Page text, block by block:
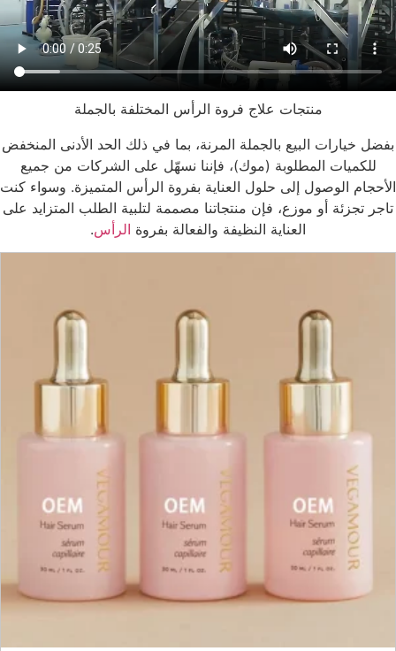
منتجات علاج فروة الرأس المختلفة بالجملة
بفضل خيارات البيع بالجملة المرنة، بما في ذلك الحد الأدنى المنخفض
للكميات المطلوبة (موك)، فإننا نسهّل على الشركات من جميع
الأحجام الوصول إلى حلول العناية بفروة الرأس المتميزة. وسواء كنت
تاجر تجزئة أو موزع، فإن منتجاتنا مصممة لتلبية الطلب المتزايد على
العناية النظيفة والفعالة بفروة الرأس.